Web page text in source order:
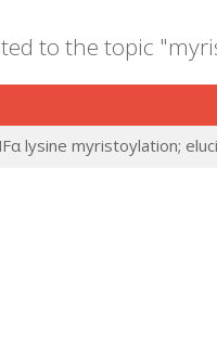
to the topic
lysine myristoylation;